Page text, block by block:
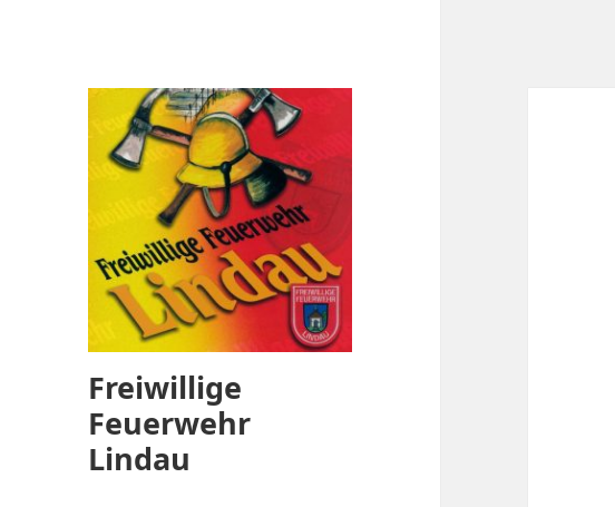
Freiwillige
Feuerwehr
Lindau